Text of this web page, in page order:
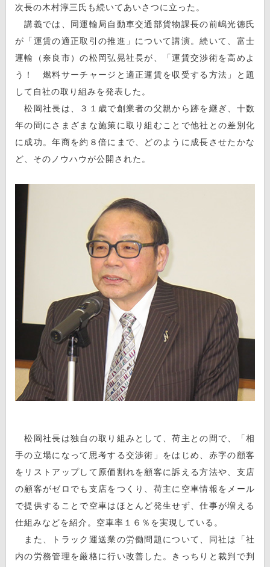
次長の木村淳三氏も続いてあいさつに立った。
講義では、同運輸局自動車交通部貨物課長の前嶋光徳氏
が「運賃の適正取引の推進」について講演。続いて、富士
運輸（奈良市）の松岡弘晃社長が、「運賃交渉術を高めよ
う！ 燃料サーチャージと適正運賃を収受する方法」と題
して自社の取り組みを発表した。
松岡社長は、３１歳で創業者の父親から跡を継ぎ、十数
年の間にさまざまな施策に取り組むことで他社との差別化
に成功。年商を約８倍にまで、どのように成長させたかな
ど、そのノウハウが公開された。
松岡社長は独自の取り組みとして、荷主との間で、「相
手の立場になって思考する交渉術」をはじめ、赤字の顧客
をリストアップして原価割れを顧客に訴える方法や、支店
の顧客がゼロでも支店をつくり、荷主に空車情報をメール
で提供することで空車はほとんど発生せず、仕事が増える
仕組みなどを紹介。空車率１６％を実現している。
また、トラック運送業の労働問題について、同社は「社
内の労務管理を厳格に行い改善した。きっちりと裁判で判